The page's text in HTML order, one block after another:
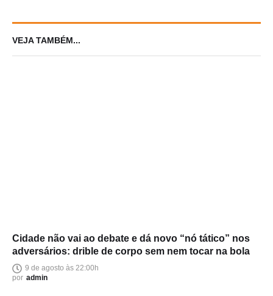
VEJA TAMBÉM...
Cidade não vai ao debate e dá novo “nó tático” nos
adversários: drible de corpo sem nem tocar na bola
9 de agosto às 22:00h
por admin